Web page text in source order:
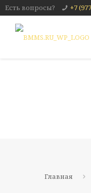
Есть вопросы? +7
Главная